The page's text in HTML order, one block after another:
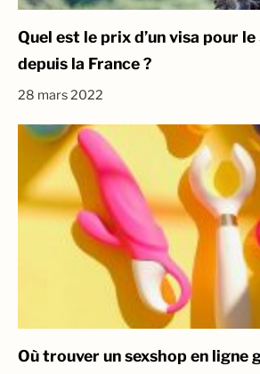
Quel est le prix d’un visa pour
depuis la France ?
28 mars 2022
Où trouver un sexshop en ligne